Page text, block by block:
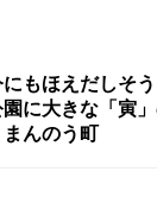
にもほえだしそ
園に大きな「寅
まんのう町